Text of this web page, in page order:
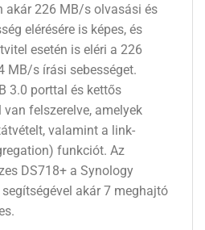
akár 226 MB/s olvasási és
elérésére is képes, és
esetén is eléri a 226
MB/s írási sebességet.
3.0 porttal és kettős
felszerelve, amelyek
valamint a link-
funkciót. Az
DS718+ a Synology
akár 7 meghajtó